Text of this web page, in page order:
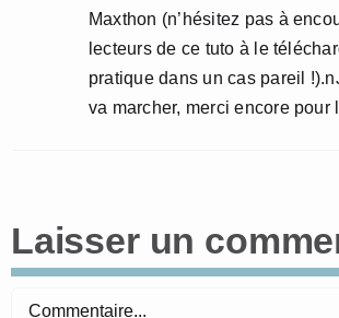
Maxthon (n’hésitez pas à
lecteurs de ce tuto à le
pratique dans un cas pareil
va marcher, merci encore pour
Laisser un
Commentaire